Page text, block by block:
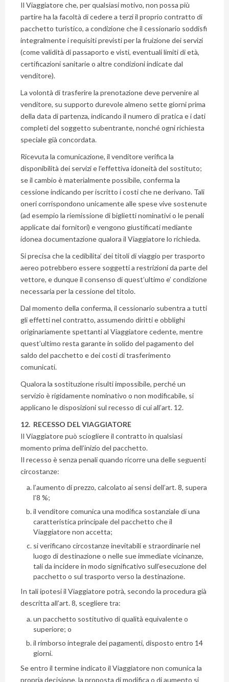
Il Viaggiatore che, per qualsiasi motivo, non possa più
partire ha la facoltà di cedere a terzi il proprio contratto di
pacchetto turistico, a condizione che il cessionario soddisfi
integralmente i requisiti previsti per la fruizione dei servizi
(come validità di passaporto e visti, eventuali limiti di età,
certificazioni sanitarie o altre condizioni indicate dal
venditore).
La volontà di trasferire la prenotazione deve pervenire al
venditore, su supporto durevole almeno sette giorni prima
della data di partenza, indicando il numero di pratica e i dati
completi del soggetto subentrante, nonché ogni richiesta
speciale già concordata.
Ricevuta la comunicazione, il venditore verifica la
disponibilità dei servizi e l’effettiva idoneità del sostituto;
se il cambio è materialmente possibile, conferma la
cessione indicando per iscritto i costi che ne derivano. Tali
oneri corrispondono unicamente alle spese vive sostenute
(ad esempio la riemissione di biglietti nominativi o le penali
applicate dai fornitori) e vengono giustificati mediante
idonea documentazione qualora il Viaggiatore lo richieda.
Si precisa che la cedibilita’ dei titoli di viaggio per trasporto
aereo potrebbero essere soggetti a restrizioni da parte del
vettore, e dunque il consenso di quest’ultimo e’ condizione
necessaria per la cessione del titolo.
Dal momento della conferma, il cessionario subentra a tutti
gli effetti nel contratto, assumendo diritti e obblighi
originariamente spettanti al Viaggiatore cedente, mentre
quest’ultimo resta garante in solido del pagamento del
saldo del pacchetto e dei costi di trasferimento
comunicati.
Qualora la sostituzione risulti impossibile, perché un
servizio è rigidamente nominativo o non modificabile, si
applicano le disposizioni sul recesso di cui all’art. 12.
12. RECESSO DEL VIAGGIATORE
Il Viaggiatore può sciogliere il contratto in qualsiasi
momento prima dell’inizio del pacchetto.
Il recesso è senza penali quando ricorre una delle seguenti
circostanze:
l’aumento di prezzo, calcolato ai sensi dell’art. 8, supera
l’8 %;
il venditore comunica una modifica sostanziale di una
caratteristica principale del pacchetto che il
Viaggiatore non accetta;
si verificano circostanze inevitabili e straordinarie nel
luogo di destinazione o nelle sue immediate vicinanze,
tali da incidere in modo significativo sull’esecuzione del
pacchetto o sul trasporto verso la destinazione.
In tali ipotesi il Viaggiatore potrà, secondo la procedura già
descritta all’art. 8, scegliere tra:
un pacchetto sostitutivo di qualità equivalente o
superiore; o
il rimborso integrale dei pagamenti, disposto entro 14
giorni.
Se entro il termine indicato il Viaggiatore non comunica la
propria decisione, la proposta di modifica o di aumento si